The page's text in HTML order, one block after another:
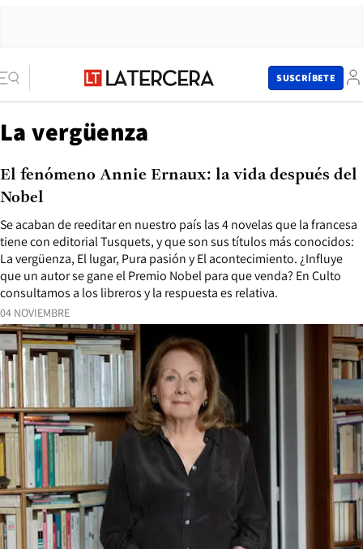
SUSCRÍBETE
La vergüenza
04 NOVIEMBRE
Se acaban de reeditar en nuestro país las 4 novelas que la francesa
tiene con editorial Tusquets, y que son sus títulos más conocidos:
La vergüenza, El lugar, Pura pasión y El acontecimiento. ¿Influye
que un autor se gane el Premio Nobel para que venda? En Culto
consultamos a los libreros y la respuesta es relativa.
El fenómeno Annie Ernaux: la vida después del
Nobel